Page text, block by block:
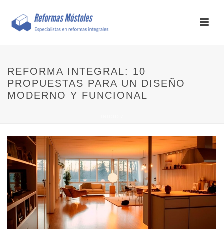
REFORMA INTEGRAL: 10
PROPUESTAS PARA UN DISEÑO
MODERNO Y FUNCIONAL